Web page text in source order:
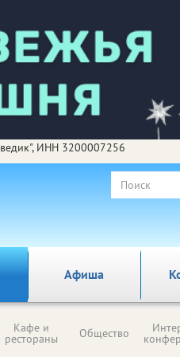
ИНН 3200007256
Афиша
Кафе и
рестораны Общество